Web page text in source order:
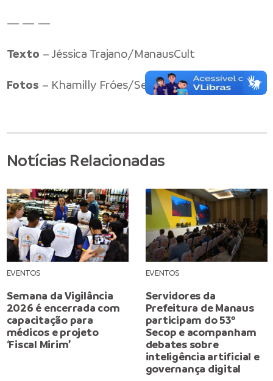
— — —
Texto – Jéssica Trajano/ManausCult
Fotos – Khamilly Fróes/Semjel
Notícias Relacionadas
EVENTOS
Semana da Vigilância
2026 é encerrada com
capacitação para
médicos e projeto
‘Fiscal Mirim’
EVENTOS
Servidores da
Prefeitura de Manaus
participam do 53º
Secop e acompanham
debates sobre
inteligência artificial e
governança digital